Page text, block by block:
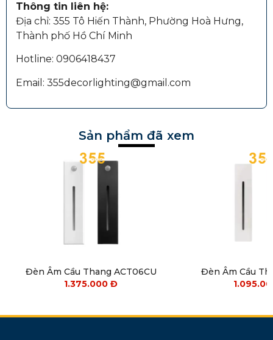
Thông tin liên hệ:
Địa chỉ: 355 Tô Hiến Thành, Phường Hoà Hưng,
Thành phố Hồ Chí Minh
Hotline: 0906418437
Email: 355decorlighting@gmail.com
Sản phẩm đã xem
Đèn Âm Cầu Thang ACT06CU
1.375.000Đ
Đèn Âm Cầu